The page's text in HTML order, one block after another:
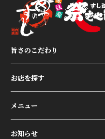
旨さのこだわり
お店を探す
メニュー
お知らせ